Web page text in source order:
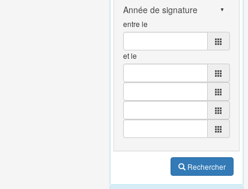
entre le
et le
Rechercher